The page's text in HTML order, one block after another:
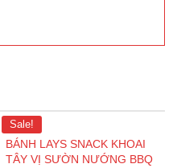
Sale!
BÁNH LAYS SNACK KHOAI
TÂY VỊ SƯỜN NƯỚNG BBQ